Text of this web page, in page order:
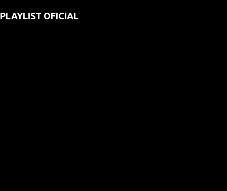
PLAYLIST OFICIAL